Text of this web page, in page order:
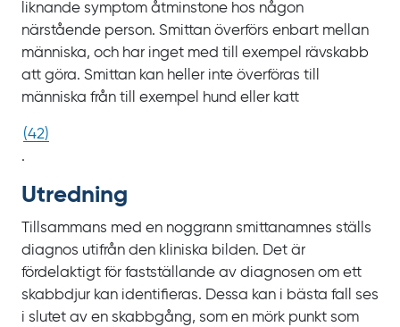
liknande symptom åtminstone hos någon
närstående person. Smittan överförs enbart mellan
människa, och har inget med till exempel rävskabb
att göra. Smittan kan heller inte överföras till
människa från till exempel hund eller katt
(42)
.
Utredning
Tillsammans med en noggrann smittanamnes ställs
diagnos utifrån den kliniska bilden. Det är
fördelaktigt för fastställande av diagnosen om ett
skabbdjur kan identifieras. Dessa kan i bästa fall ses
i slutet av en skabbgång, som en mörk punkt som